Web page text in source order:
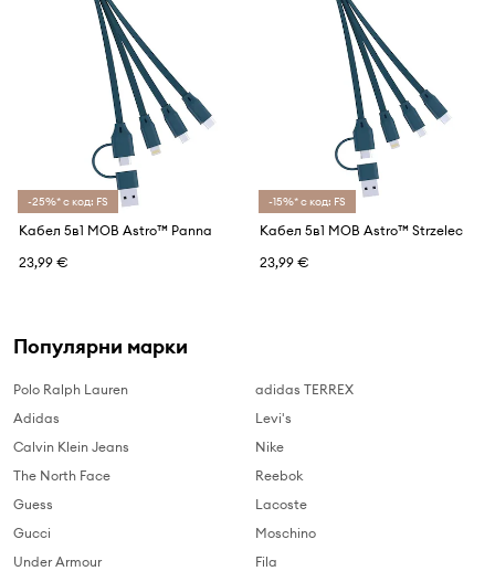
-25%* с код: FS
Кабел 5в1 MOB Astro™ Panna
23,99 €
-15%* с код: FS
Кабел 5в1 MOB Astro™ Strzelec
23,99 €
Популярни марки
Polo Ralph Lauren
Adidas
Calvin Klein Jeans
The North Face
Guess
Gucci
Under Armour
adidas TERREX
Levi's
Nike
Reebok
Lacoste
Moschino
Fila